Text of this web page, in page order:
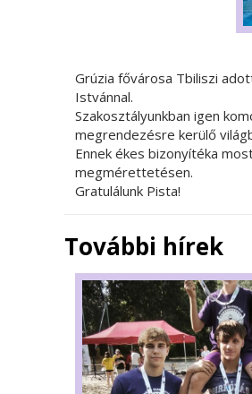
Grúzia fővárosa Tbiliszi
Istvánnal.
Szakosztályunkban igen
megrendezésre kerülő
Ennek ékes bizonyítéka
megmérettetésen.
Gratulálunk Pista!
További hírek